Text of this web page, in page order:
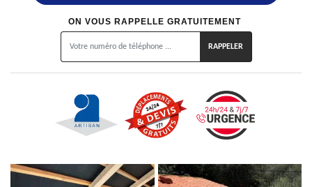
ON VOUS RAPPELLE GRATUITEMENT